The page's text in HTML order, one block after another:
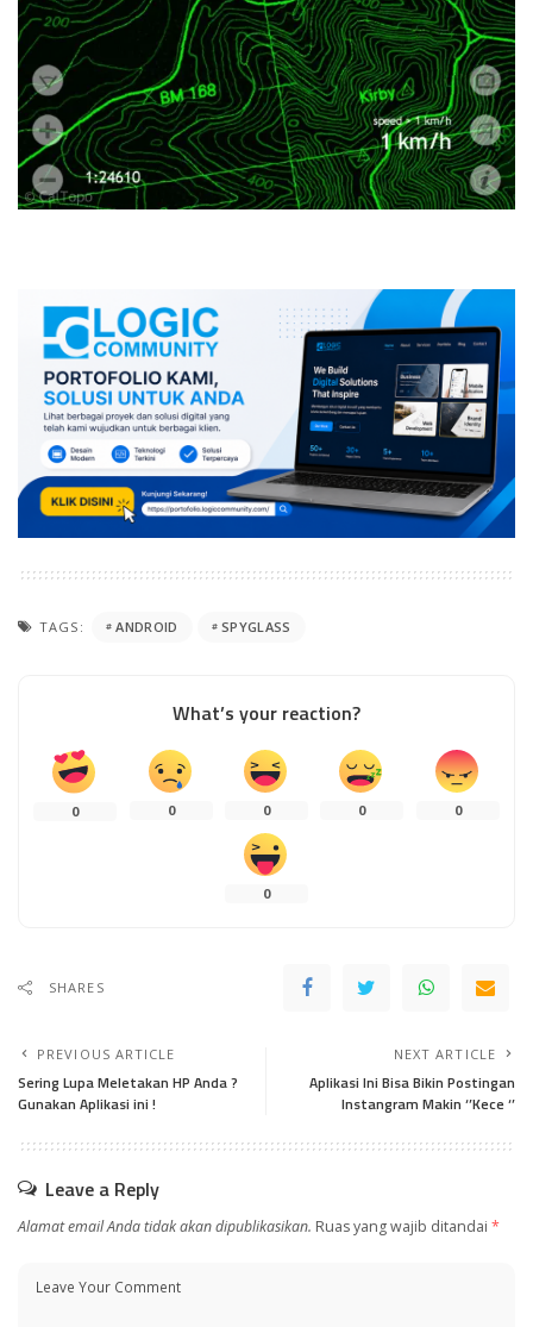
TAGS: ANDROID SPYGLASS
What’s your reaction?
0 0 0 0 0
0
SHARES
PREVIOUS ARTICLE
Sering Lupa Meletakan HP Anda ?
Gunakan Aplikasi ini !
NEXT ARTICLE
Aplikasi Ini Bisa Bikin Postingan
Instangram Makin ‘’Kece ‘’
Leave a Reply
Alamat email Anda tidak akan dipublikasikan. Ruas yang wajib ditandai *